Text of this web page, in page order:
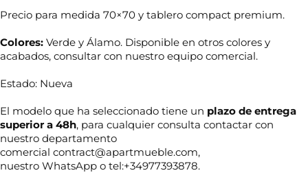
Precio para medida 70×70 y tablero compact premium.
Colores: Verde y Álamo. Disponible en otros colores y
acabados, consultar con nuestro equipo comercial.
Estado: Nueva
El modelo que ha seleccionado tiene un plazo de entrega
superior a 48h, para cualquier consulta contactar con
nuestro departamento
comercial contract@apartmueble.com,
nuestro WhatsApp o tel:+34977393878.
o
m
b
r
eT
e